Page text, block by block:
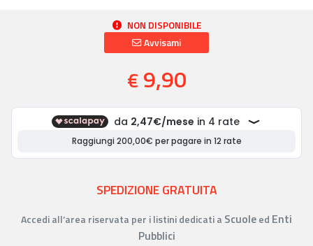
NON DISPONIBILE
Avvisami
€ 9,90
SPEDIZIONE GRATUITA
Accedi all’area riservata per i listini dedicati a Scuoleed Enti
Pubblici